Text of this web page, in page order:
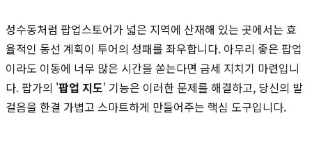
성수동처럼 팝업스토어가 넓은 지역에 산재해 있는 곳에서는 효
율적인 동선 계획이 투어의 성패를 좌우합니다. 아무리 좋은 팝업
이라도 이동에 너무 많은 시간을 쏟는다면 금세 지치기 마련입니
다. 팝가의 '팝업 지도' 기능은 이러한 문제를 해결하고, 당신의 발
걸음을 한결 가볍고 스마트하게 만들어주는 핵심 도구입니다.